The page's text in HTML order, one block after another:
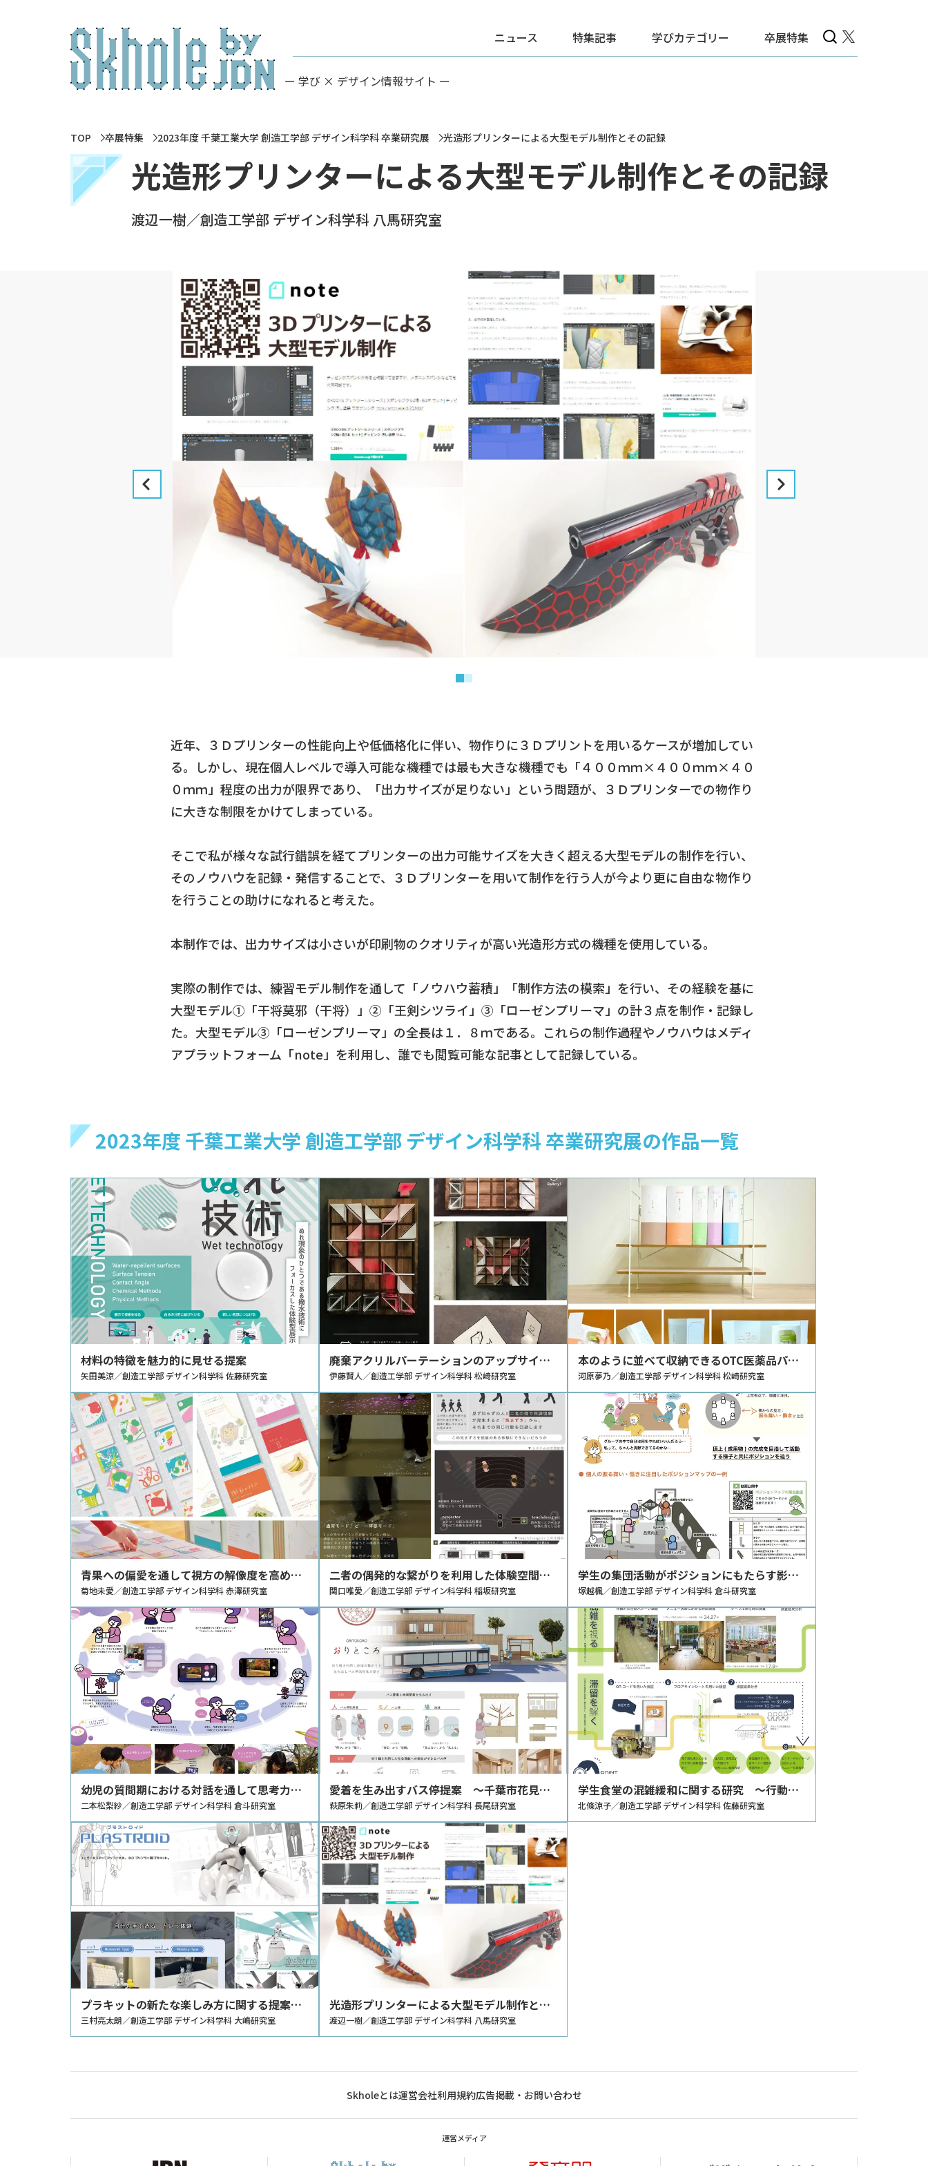
ー 学び × デザイン情報サイト ー
ニュース 特集記事 学びカテゴリー 卒展特集
TOP 卒展特集 2023年度 千葉工業大学 創造工学部 デザイン科学科 卒業研究展 光造形プリンターによる大型モデル制作とその記録
光造形プリンターによる大型モデル制作とその記録
渡辺一樹／創造工学部 デザイン科学科 八馬研究室
近年、３Ｄプリンターの性能向上や低価格化に伴い、物作りに３Ｄプリントを用いるケースが増加してい
る。しかし、現在個人レベルで導入可能な機種では最も大きな機種でも「４００ｍｍ×４００ｍｍ×４０
０ｍｍ」程度の出力が限界であり、「出力サイズが足りない」という問題が、３Ｄプリンターでの物作り
に大きな制限をかけてしまっている。
そこで私が様々な試行錯誤を経てプリンターの出力可能サイズを大きく超える大型モデルの制作を行い、
そのノウハウを記録・発信することで、３Ｄプリンターを用いて制作を行う人が今より更に自由な物作り
を行うことの助けになれると考えた。
本制作では、出力サイズは小さいが印刷物のクオリティが高い光造形方式の機種を使用している。
実際の制作では、練習モデル制作を通して「ノウハウ蓄積」「制作方法の模索」を行い、その経験を基に
大型モデル①「干将莫邪（干将）」②「王剣シツライ」③「ローゼンプリーマ」の計３点を制作・記録し
た。大型モデル③「ローゼンプリーマ」の全長は１．８ｍである。これらの制作過程やノウハウはメディ
アプラットフォーム「note」を利用し、誰でも閲覧可能な記事として記録している。
2023年度 千葉工業大学 創造工学部 デザイン科学科 卒業研究展の作品一覧
材料の特徴を魅力的に見せる提案
矢田美涼／創造工学部 デザイン科学科 佐藤研究室
廃棄アクリルパーテーションのアップサイク
ルによるボードゲームの提案
伊藤賢人／創造工学部 デザイン科学科 松崎研究室
本のように並べて収納できるOTC医薬品パッ
ケージの提案
河原夢乃／創造工学部 デザイン科学科 松崎研究室
青果への偏愛を通して視方の解像度を高める
展示の提案
菊地未愛／創造工学部 デザイン科学科 赤澤研究室
二者の偶発的な繋がりを利用した体験空間の
研究 ～歩行におけるインタラクティブな演
出の制作～
関口唯愛／創造工学部 デザイン科学科 稲坂研究室
学生の集団活動がポジションにもたらす影轡
に関する研究
塚越楓／創造工学部 デザイン科学科 倉斗研究室
幼児の質問期における対話を通して思考力を
培うための提案 ～まなざしの共有を用いた
親子のコミュニケーションツール～
二本松梨紗／創造工学部 デザイン科学科 倉斗研究室
愛着を生み出すバス停提案 ～千葉市花見川
区のモビリティマネジメント～
萩原朱莉／創造工学部 デザイン科学科 長尾研究室
学生食堂の混雑緩和に関する研究 ～行動経
済学に基づいて人の滞留と混雑の原因を探る
～
北條涼子／創造工学部 デザイン科学科 佐藤研究室
プラキットの新たな楽しみ方に関する提案
～プラモ人口を増やしたい～
三村亮太朗／創造工学部 デザイン科学科 大嶋研究室
光造形プリンターによる大型モデル制作とそ
の記録
渡辺一樹／創造工学部 デザイン科学科 八馬研究室
Skholeとは運営会社利用規約広告掲載・お問い合わせ
運営メディア